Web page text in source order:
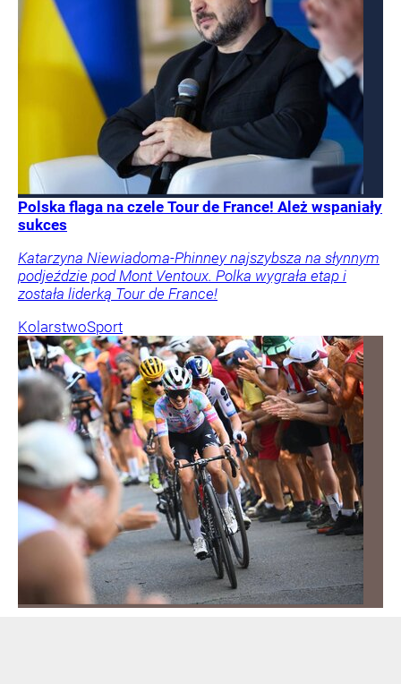
Polska flaga na czele Tour de France! Ależ wspaniały
sukces
Katarzyna Niewiadoma-Phinney najszybsza na słynnym
podjeździe pod Mont Ventoux. Polka wygrała etap i
została liderką Tour de France!
KolarstwoSport